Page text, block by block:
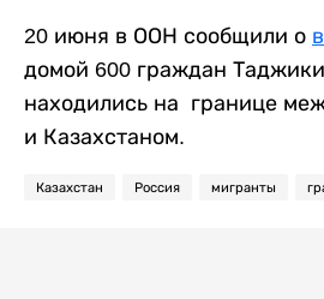
20 июня в ООН сообщили о
домой 600 граждан
находились на границе
и Казахстаном.
Казахстан Россия мигранты